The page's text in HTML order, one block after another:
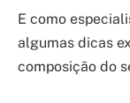
E como
algumas dicas
composição do